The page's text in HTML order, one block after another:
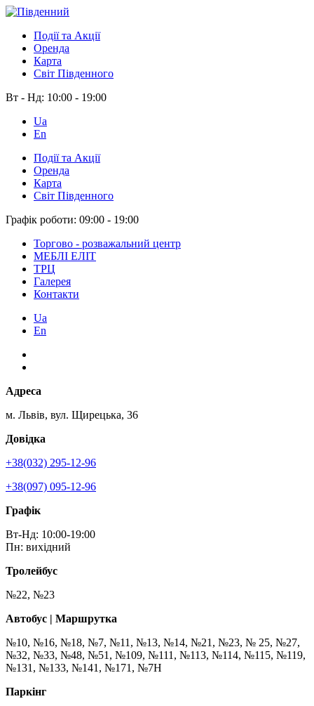
Події та Акції
Оренда
Карта
Світ Південного
Вт - Нд: 10:00 - 19:00
Ua
En
Події та Акції
Оренда
Карта
Світ Південного
Графік роботи: 09:00 - 19:00
Торгово - розважальний центр
МЕБЛІ ЕЛІТ
ТРЦ
Галерея
Контакти
Ua
En
Адреса
м. Львів, вул. Щирецька, 36
Довідка
+38(032) 295-12-96
+38(097) 095-12-96
Графік
Вт-Нд: 10:00-19:00
Пн: вихідний
Тролейбус
№22, №23
Автобус | Маршрутка
№10, №16, №18, №7, №11, №13, №14, №21, №23, № 25, №27,
№32, №33, №48, №51, №109, №111, №113, №114, №115, №119,
№131, №133, №141, №171, №7Н
Паркінг